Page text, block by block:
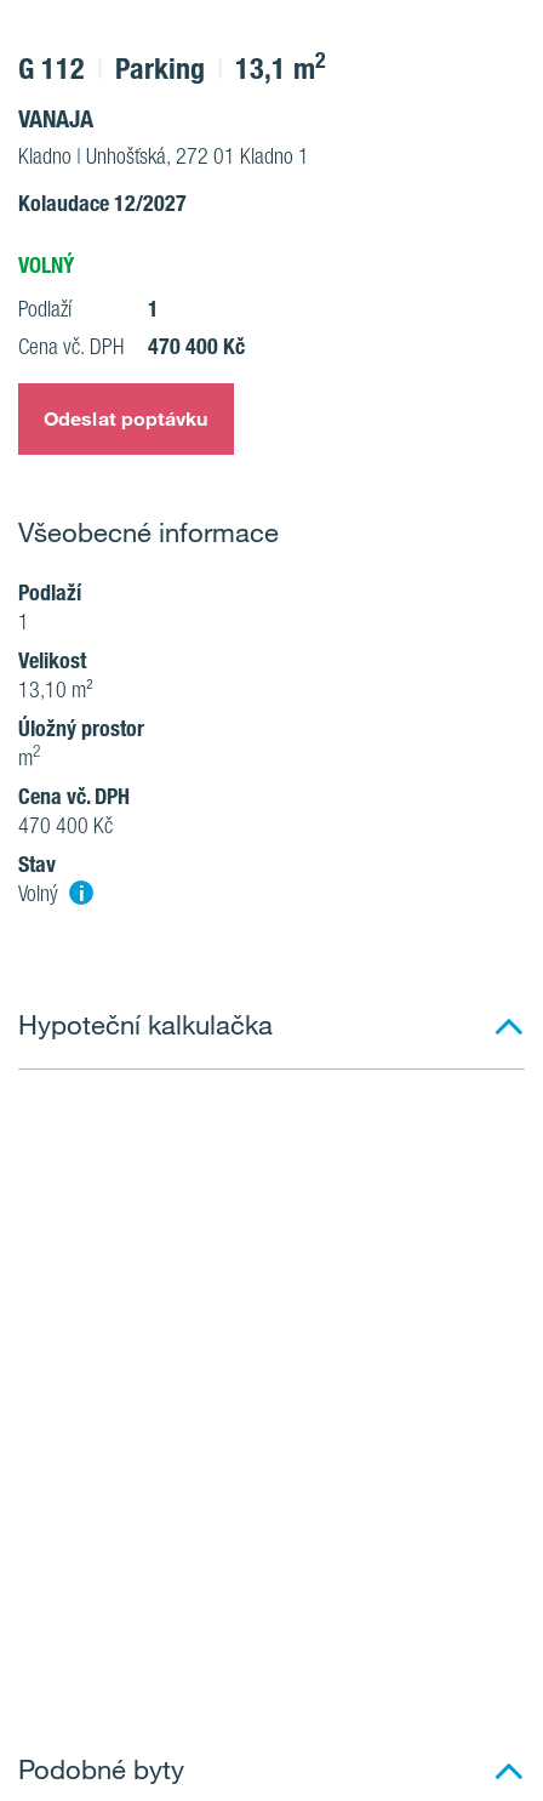
G 112 Parking 13,1 m2
VANAJA
Kladno | Unhošťská, 272 01 Kladno 1
Kolaudace 12/2027
VOLNÝ
Podlaží 1
Cena vč. DPH 470 400 Kč
Odeslat poptávku
Všeobecné informace
Podlaží
1
Velikost
13,10 m²
Úložný prostor
m2
Cena vč. DPH
470 400 Kč
Stav
Volný i
Hypoteční kalkulačka
Podobné byty